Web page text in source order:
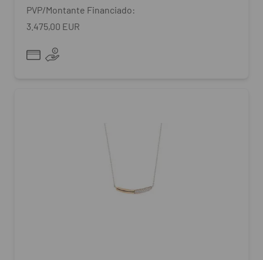
PVP/Montante Financiado:
3.475,00 EUR